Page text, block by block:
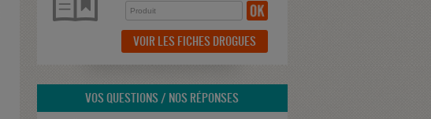
VOIR LES FICHES DROGUES
VOS QUESTIONS / NOS RÉPONSES